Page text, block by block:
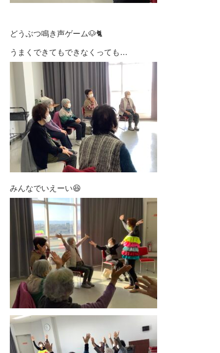
どうぶつ鳴き声ゲーム🐶🐈
うまくできてもできなくっても…
みんなでいえーい😆